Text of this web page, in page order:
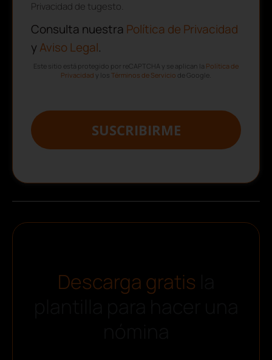
Privacidad de tugesto.
Consulta nuestra Política de Privacidad
y Aviso Legal.
Este sitio está protegido por reCAPTCHA y se aplican la Política de
Privacidad y los Términos de Servicio de Google.
SUSCRIBIRME
Descarga gratis